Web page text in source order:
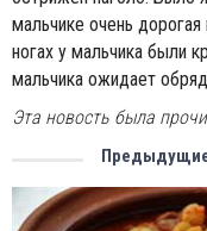
мальчике очень
ногах у мальчика были
мальчика ожидает
Эта новость была